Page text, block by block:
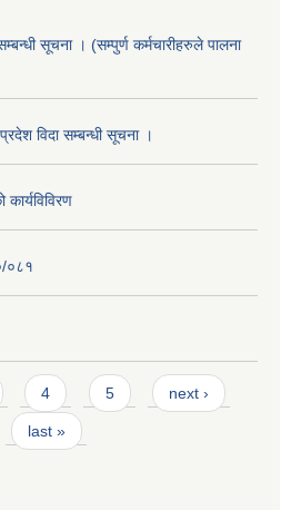
सूचना । (सम्पुर्ण कर्मचारीहरुले पालना
विदा सम्बन्धी सूचना ।
०८१
4 5 next ›
last »